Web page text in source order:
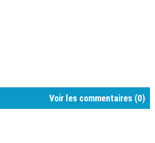
Voir les commentaires (0)